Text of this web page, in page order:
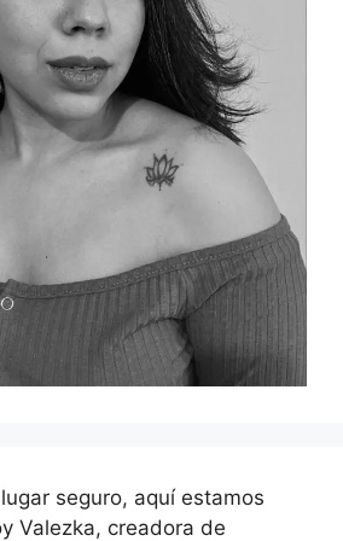
seguro, aquí estamos
Valezka, creadora de